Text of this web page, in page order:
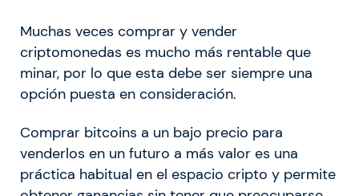
Muchas veces comprar y vender
criptomonedas es mucho más rentable que
minar, por lo que esta debe ser siempre una
opción puesta en consideración.
Comprar bitcoins a un bajo precio para
venderlos en un futuro a más valor es una
práctica habitual en el espacio cripto y permite